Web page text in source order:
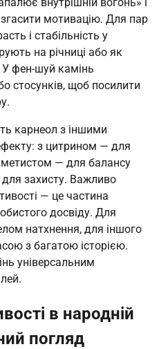
мотивацію. Для пар
і стабільність у
на річниці або як
У фен-шуй камінь
стосунків, щоб посилити
карнеол з іншими
з цитрином — для
— для балансу
захисту. Важливо
— це частина
досвіду. Для
натхнення, для іншого
з багатою історією.
універсальним
в народній
погляд